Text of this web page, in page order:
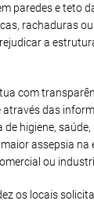
paredes e teto
rachaduras
a
com
das
higiene, saúde,
assepsia na
ou
os locais